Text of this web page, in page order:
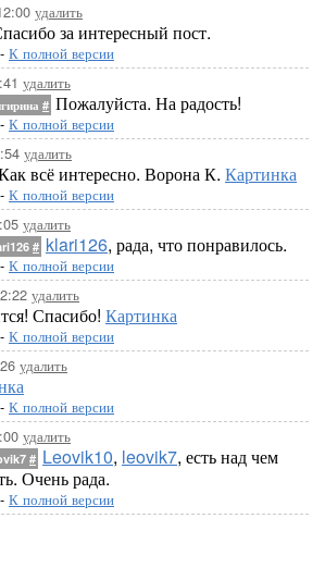
удалить
за интересный пост.
- К полной версии
удалить
# Пожалуйста. На радость!
- К полной версии
удалить
всё интересно. Ворона К. Картинка
- К полной версии
удалить
# klari126, рада, что понравилось.
- К полной версии
удалить
Спасибо! Картинка
- К полной версии
удалить
- К полной версии
удалить
# Leovik10, leovik7, есть над чем
Очень рада.
- К полной версии